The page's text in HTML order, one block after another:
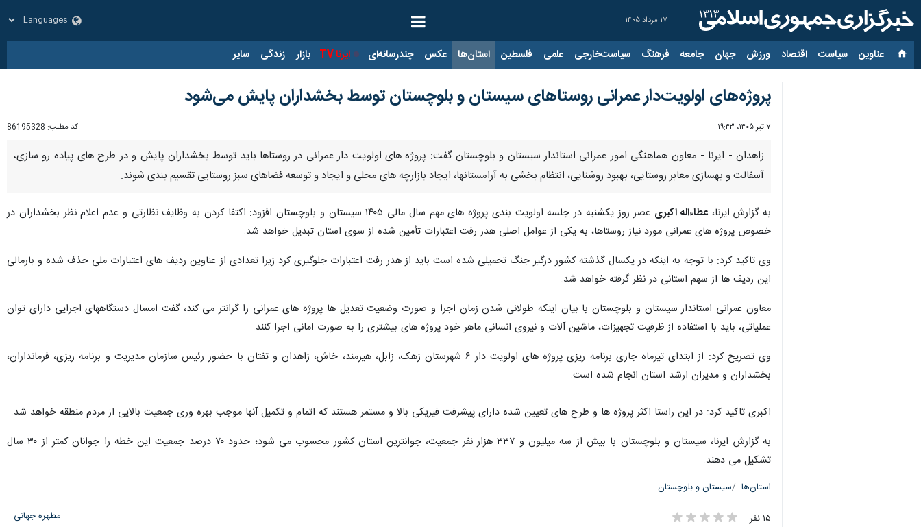
۱۷ مرداد ۱۴۰۵
عناوین‌ سیاست اقتصاد ورزش جهان جامعه فرهنگ سیاست‌خارجی علمی فلسطین استان‌ها عکس چندرسانه‌ای ایرنا TV بازار زندگی سایر
پروژه‌های اولویت‌دار عمرانی روستاهای سیستان و بلوچستان توسط بخشداران پایش می‌شود
۷ تیر ۱۴۰۵، ۱۹:۴۳ کد مطلب: 86195328
زاهدان - ایرنا - معاون هماهنگی امور عمرانی استاندار سیستان و بلوچستان گفت: پروژه های اولویت دار عمرانی در روستاها باید توسط بخشداران پایش و در طرح های پیاده رو سازی،
آسفالت و بهسازی معابر روستایی، بهبود روشنایی، انتظام بخشی به آرامستانها، ایجاد بازارچه های محلی و ایجاد و توسعه فضاهای سبز روستایی تقسیم بندی شوند.
به گزارش ایرنا،عطاءاله اکبری
عصر روز یکشنبه در جلسه اولویت بندی پروژه های مهم سال مالی ۱۴۰۵ سیستان و بلوچستان افزود: اکتفا کردن به وظایف نظارتی و عدم اعلام نظر بخشداران در
خصوص پروژه های عمرانی مورد نیاز روستاها، به یکی از عوامل اصلی هدر رفت اعتبارات تأمین شده از سوی استان تبدیل خواهد شد.
وی تاکید کرد: با توجه به اینکه در یکسال گذشته کشور درگیر جنگ تحمیلی شده است باید از هدر رفت اعتبارات جلوگیری کرد زیرا تعدادی از عناوین ردیف های اعتبارات ملی حذف شده و بارمالی
این ردیف ها از سهم استانی در نظر گرفته خواهد شد.
معاون عمرانی استاندار سیستان و بلوچستان با بیان اینکه طولانی شدن زمان اجرا و صورت وضعیت تعدیل ها پروژه های عمرانی را گرانتر می کند، گفت امسال دستگاههای اجرایی دارای توان
عملیاتی، باید با استفاده از ظرفیت تجهیزات، ماشین آلات و نیروی انسانی ماهر خود پروژه های بیشتری را به صورت امانی اجرا کنند.
وی تصریح کرد: از ابتدای تیرماه جاری برنامه ریزی پروژه های اولویت دار ۶ شهرستان زهک، زابل، هیرمند، خاش، زاهدان و تفتان با حضور رئیس سازمان مدیریت و برنامه ریزی، فرمانداران،
بخشداران و مدیران ارشد استان انجام شده است.
اکبری تاکید کرد: در این راستا اکثر پروژه ها و طرح های تعیین شده دارای پیشرفت فیزیکی بالا و مستمر هستند که اتمام و تکمیل آنها موجب بهره وری جمعیت بالایی از مردم منطقه خواهد شد.
به گزارش ایرنا، سیستان و بلوچستان با بیش از سه میلیون و ۳۳۷ هزار نفر جمعیت،‌ جوانترین استان کشور محسوب می شود؛ حدود ۷۰ درصد جمعیت این خطه را جوانان کمتر از ۳۰ سال
تشکیل می دهند.
استان‌ها سیستان و بلوچستان
۱۵ نفر مطهره جهانی